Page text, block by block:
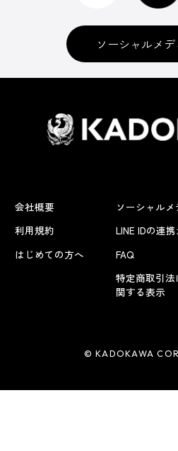
ソーシャルメ
会社概要
利用規約
はじめての方へ
ソーシャルメ
LINE IDの連
FAQ
特定商取引法
関する表示
© KADOKAWA